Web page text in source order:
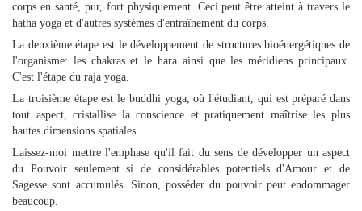
corps en santé, pur, fort physiquement. Ceci peut être atteint à travers le
hatha yoga et d'autres systèmes d'entraînement du corps.
La deuxième étape est le développement de structures bioénergétiques de
l'organisme: les chakras et le hara ainsi que les méridiens principaux.
C'est l'étape du raja yoga.
La troisième étape est le buddhi yoga, où l'étudiant, qui est préparé dans
tout aspect, cristallise la conscience et pratiquement maîtrise les plus
hautes dimensions spatiales.
Laissez-moi mettre l'emphase qu'il fait du sens de développer un aspect
du Pouvoir seulement si de considérables potentiels d'Amour et de
Sagesse sont accumulés. Sinon, posséder du pouvoir peut endommager
beaucoup.